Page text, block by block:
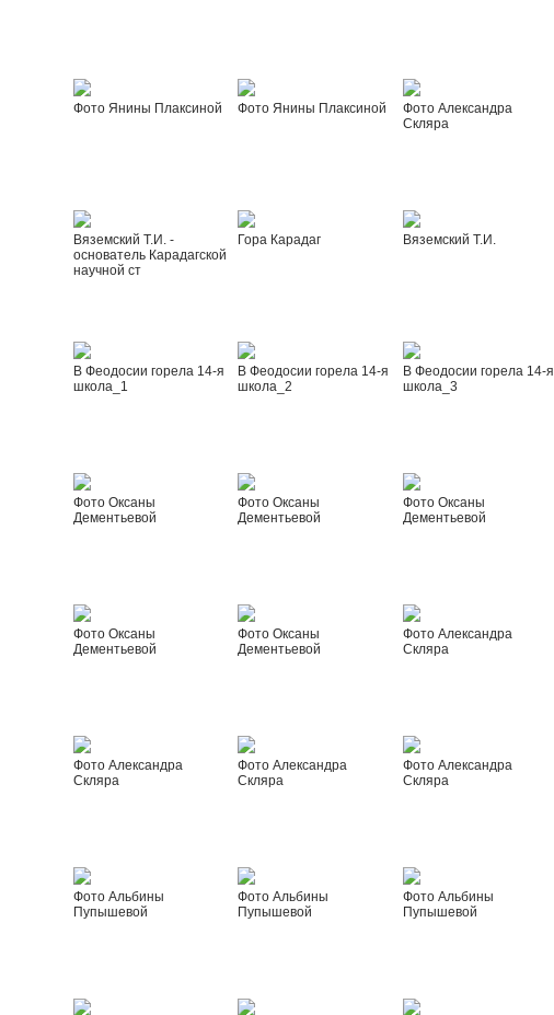
Фото Янины Плаксиной Фото Янины Плаксиной
Фото Александра
Скляра
Вяземский Т.И. -
основатель Карадагской
научной ст
Гора Карадаг Вяземский Т.И.
В Феодосии горела 14-я
школа_1
В Феодосии горела 14-я
школа_2
В Феодосии горела 14-я
школа_3
Фото Оксаны
Дементьевой
Фото Оксаны
Дементьевой
Фото Оксаны
Дементьевой
Фото Оксаны
Дементьевой
Фото Оксаны
Дементьевой
Фото Александра
Скляра
Фото Александра
Скляра
Фото Александра
Скляра
Фото Александра
Скляра
Фото Альбины
Пупышевой
Фото Альбины
Пупышевой
Фото Альбины
Пупышевой